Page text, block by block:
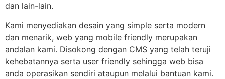
dan lain-lain.
Kami menyediakan desain yang simple serta modern
dan menarik, web yang mobile friendly merupakan
andalan kami. Disokong dengan CMS yang telah teruji
kehebatannya serta user friendly sehingga web bisa
anda operasikan sendiri ataupun melalui bantuan kami.